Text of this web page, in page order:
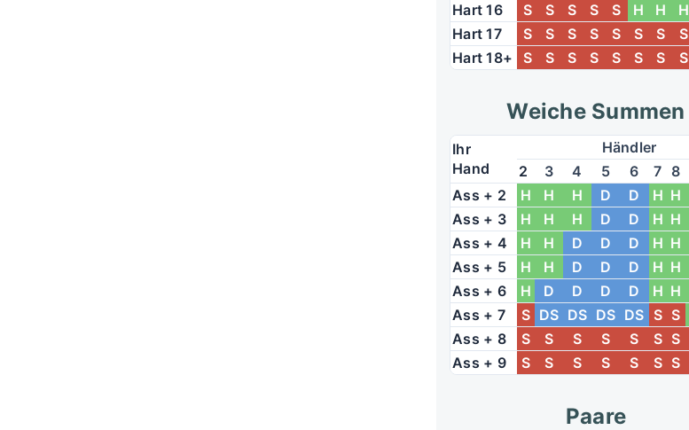
Hart 16
S S S S S H H H
Hart 17
S S S S S S S S
Hart 18+
S S S S S S S S
Weiche Summen
Ihr
Hand
Händler
2
3 4 5 6 7 8
Ass + 2
H H H D D H H
Ass + 3
H H H D D H H
Ass + 4
H H D D D H H
Ass + 5
H H D D D H H
Ass + 6
H D D D D H H
Ass + 7
S DS DS DS DS S S
Ass + 8
S S S S S S S
Ass + 9
S S S S S S S
Paare